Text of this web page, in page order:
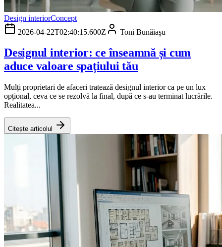
Design interiorConcept
2026-04-22T02:40:15.600Z
Toni Bunăiașu
Designul interior: ce înseamnă și cum
aduce valoare spațiului tău
Mulți proprietari de afaceri tratează designul interior ca pe un lux
opțional, ceva ce se rezolvă la final, după ce s-au terminat lucrările.
Realitatea...
Citește articolul